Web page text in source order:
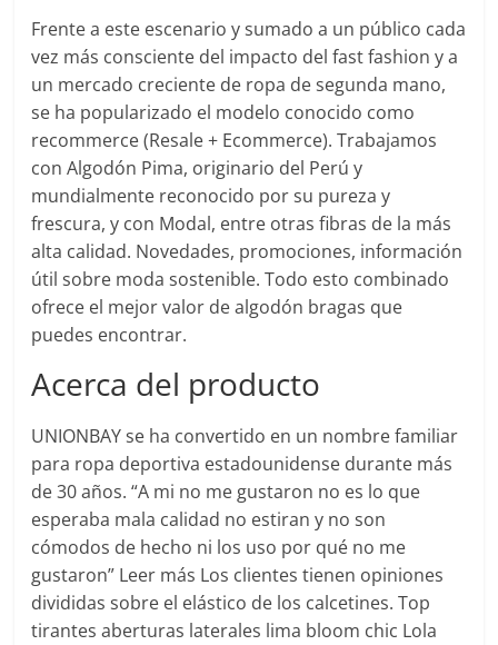
Frente a este escenario y sumado a un público cada
vez más consciente del impacto del fast fashion y a
un mercado creciente de ropa de segunda mano,
se ha popularizado el modelo conocido como
recommerce (Resale + Ecommerce). Trabajamos
con Algodón Pima, originario del Perú y
mundialmente reconocido por su pureza y
frescura, y con Modal, entre otras fibras de la más
alta calidad. Novedades, promociones, información
útil sobre moda sostenible. Todo esto combinado
ofrece el mejor valor de algodón bragas que
puedes encontrar.
Acerca del producto
UNIONBAY se ha convertido en un nombre familiar
para ropa deportiva estadounidense durante más
de 30 años. “A mi no me gustaron no es lo que
esperaba mala calidad no estiran y no son
cómodos de hecho ni los uso por qué no me
gustaron” Leer más Los clientes tienen opiniones
divididas sobre el elástico de los calcetines. Top
tirantes aberturas laterales lima bloom chic Lola